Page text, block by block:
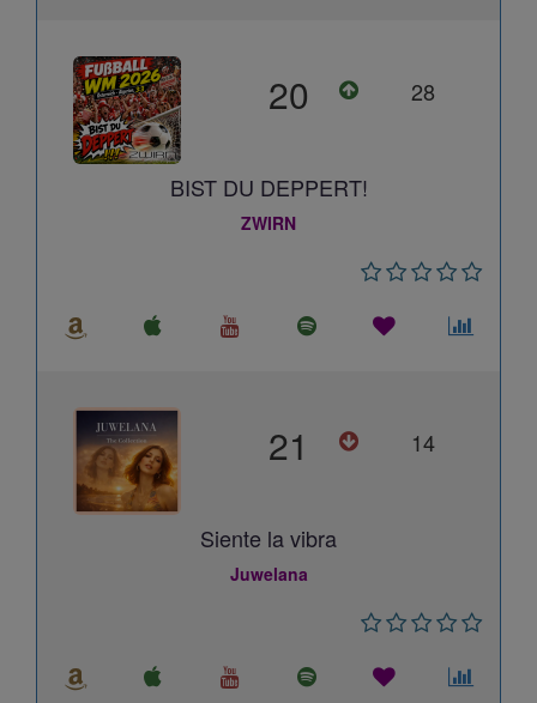
20 28
BIST DU DEPPERT!
ZWIRN
21 14
Siente la vibra
Juwelana